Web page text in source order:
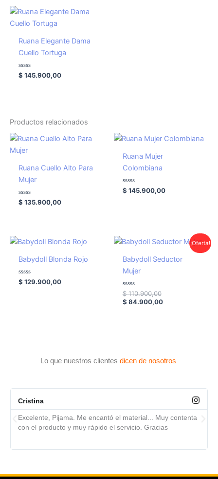
Ruana Elegante Dama
Cuello Tortuga
Valorado
con
$ 145.900,00
Productos relacionados
Ruana Cuello Alto Para
Mujer
Valorado
con
$ 135.900,00
Ruana Mujer
Colombiana
Valorado
con
$ 145.900,00
Babydoll Blonda Rojo
Valorado
con
$ 129.900,00
¡Oferta!
Babydoll Seductor
Mujer
Valorado
con
0
$110.900,00
El
original
era:
$ 84.900,00
El
actual
es:
Lo que nuestros clientes dicen de nosotros
Cristina
Excelente, Pijama. Me encantó el material... Muy contenta
con el producto y muy rápido el servicio. Gracias